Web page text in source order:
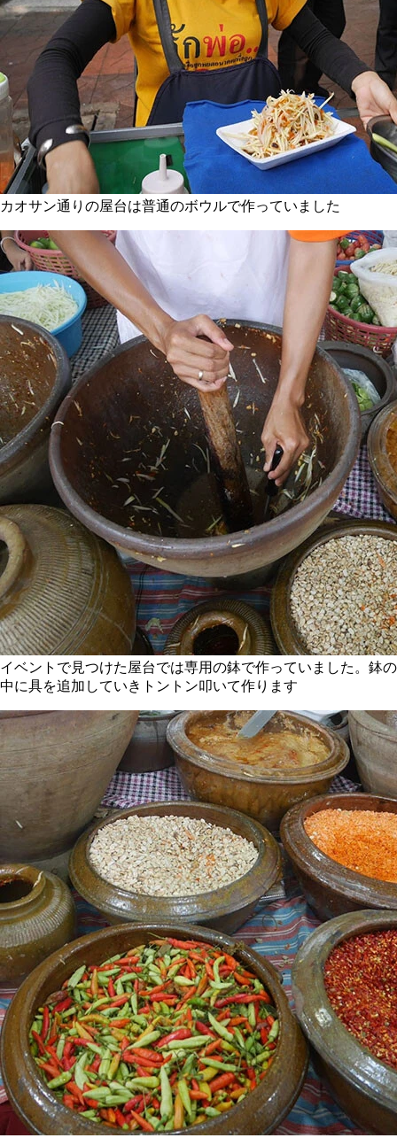
カオサン通りの屋台は普通のボウルで作っていました
イベントで見つけた屋台では専用の鉢で作っていました。鉢の
中に具を追加していきトントン叩いて作ります